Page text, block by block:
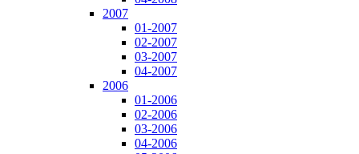
2007
01-2007
02-2007
03-2007
04-2007
2006
01-2006
02-2006
03-2006
04-2006